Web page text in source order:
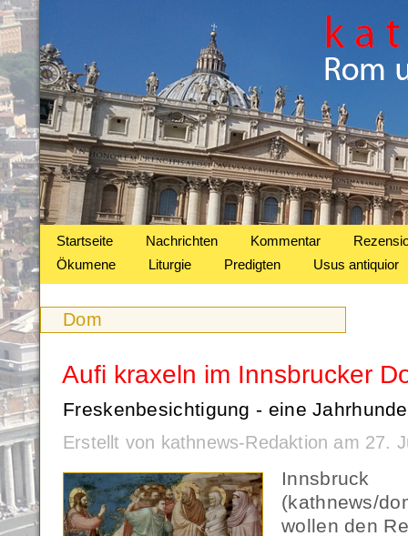
Startseite Nachrichten Kommentar
Ökumene
Liturgie Predigten Usus antiquior
Dom
Aufi kraxeln im Innsbrucker
Freskenbesichtigung - eine
Erstellt von kathnews-Redaktion am 27.
Innsbruck
(kathnews/
wollen den